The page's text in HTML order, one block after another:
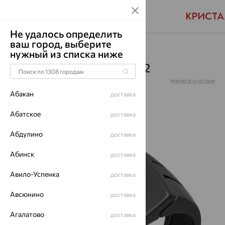
Главная Каталог Для мужчин
Кольцо, серебро, 162032
Артикул:162032 Написать отзыв
Не удалось определить
ваш город, выберите
нужный из списка ниже
Абакан доставка
Абатское доставка
Абдулино доставка
Абинск доставка
Авило-Успенка доставка
Авсюнино доставка
Агалатово доставка